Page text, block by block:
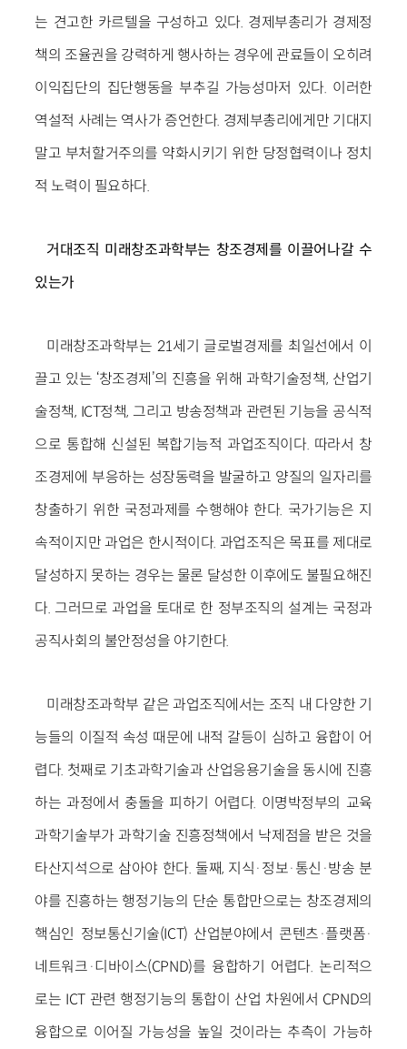
는 견고한 카르텔을 구성하고 있다. 경제부총리가 경제정
책의 조율권을 강력하게 행사하는 경우에 관료들이 오히려
이익집단의 집단행동을 부추길 가능성마저 있다. 이러한
역설적 사례는 역사가 증언한다. 경제부총리에게만 기대지
말고 부처할거주의를 약화시키기 위한 당정협력이나 정치
적 노력이 필요하다.
거대조직 미래창조과학부는 창조경제를 이끌어나갈 수
있는가
미래창조과학부는 21세기 글로벌경제를 최일선에서 이
끌고 있는 ‘창조경제’의 진흥을 위해 과학기술정책, 산업기
술정책, ICT정책, 그리고 방송정책과 관련된 기능을 공식적
으로 통합해 신설된 복합기능적 과업조직이다. 따라서 창
조경제에 부응하는 성장동력을 발굴하고 양질의 일자리를
창출하기 위한 국정과제를 수행해야 한다. 국가기능은 지
속적이지만 과업은 한시적이다. 과업조직은 목표를 제대로
달성하지 못하는 경우는 물론 달성한 이후에도 불필요해진
다. 그러므로 과업을 토대로 한 정부조직의 설계는 국정과
공직사회의 불안정성을 야기한다.
미래창조과학부 같은 과업조직에서는 조직 내 다양한 기
능들의 이질적 속성 때문에 내적 갈등이 심하고 융합이 어
렵다. 첫째로 기초과학기술과 산업응용기술을 동시에 진흥
하는 과정에서 충돌을 피하기 어렵다. 이명박정부의 교육
과학기술부가 과학기술 진흥정책에서 낙제점을 받은 것을
타산지석으로 삼아야 한다. 둘째, 지식·정보·통신·방송 분
야를 진흥하는 행정기능의 단순 통합만으로는 창조경제의
핵심인 정보통신기술(ICT) 산업분야에서 콘텐츠·플랫폼·
네트워크·디바이스(CPND)를 융합하기 어렵다. 논리적으
로는 ICT 관련 행정기능의 통합이 산업 차원에서 CPND의
융합으로 이어질 가능성을 높일 것이라는 추측이 가능하